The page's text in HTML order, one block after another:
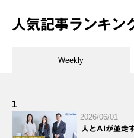
人気記事ランキン
Weekly
1
2026/06/01
人とAIが並走